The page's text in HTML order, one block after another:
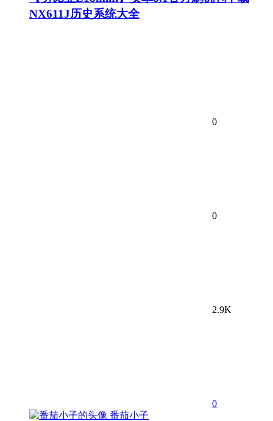
NX611J历史系统大全
0
0
2.9K
0
番茄小子